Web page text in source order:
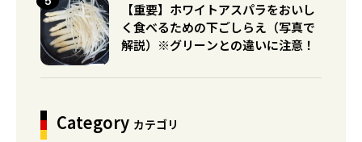
【重要】ホワイトアスパラをおいし
く食べるための下ごしらえ（写真で
解説）※グリーンとの違いに注意！
Category カテゴリ